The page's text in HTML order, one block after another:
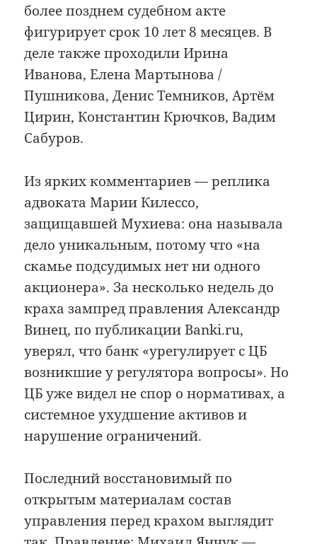
более позднем судебном акте
фигурирует срок 10 лет 8 месяцев. В
деле также проходили Ирина
Иванова, Елена Мартынова /
Пушникова, Денис Темников, Артём
Цирин, Константин Крючков, Вадим
Сабуров.
Из ярких комментариев — реплика
адвоката Марии Килессо,
защищавшей Мухиева: она называла
дело уникальным, потому что «на
скамье подсудимых нет ни одного
акционера». За несколько недель до
краха зампред правления Александр
Винец, по публикации Banki.ru,
уверял, что банк «урегулирует с ЦБ
возникшие у регулятора вопросы». Но
ЦБ уже видел не спор о нормативах, а
системное ухудшение активов и
нарушение ограничений.
Последний восстановимый по
открытым материалам состав
управления перед крахом выглядит